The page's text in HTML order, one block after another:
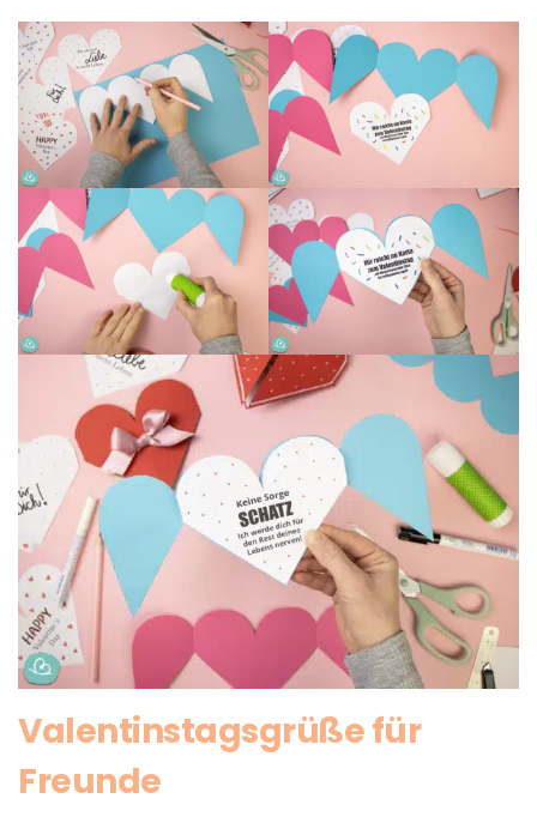
Valentinstagsgrüße für
Freunde